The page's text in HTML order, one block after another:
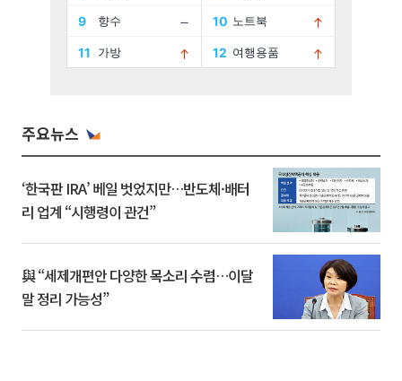
주요뉴스
‘한국판 IRA’ 베일 벗었지만…반도체·배터
리 업계 “시행령이 관건”
與 “세제개편안 다양한 목소리 수렴…이달
말 정리 가능성”